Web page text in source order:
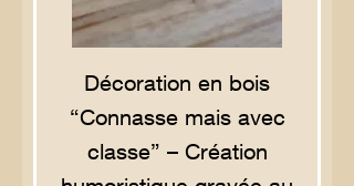
Décoration en bois
“Connasse mais avec
classe” – Création